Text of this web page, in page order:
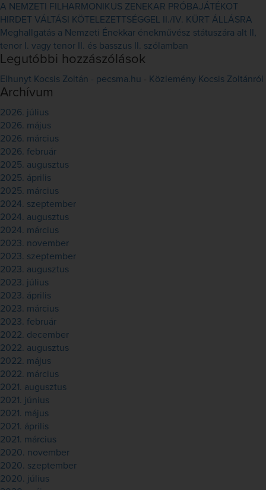
A NEMZETI FILHARMONIKUS ZENEKAR PRÓBAJÁTÉKOT
HIRDET VÁLTÁSI KÖTELEZETTSÉGGEL II./IV. KÜRT ÁLLÁSRA
Meghallgatás a Nemzeti Énekkar énekművész státuszára alt II,
tenor I. vagy tenor II. és basszus II. szólamban
Legutóbbi hozzászólások
Elhunyt Kocsis Zoltán - pecsma.hu - Közlemény Kocsis Zoltánról
Archívum
2026. július
2026. május
2026. március
2026. február
2025. augusztus
2025. április
2025. március
2024. szeptember
2024. augusztus
2024. március
2023. november
2023. szeptember
2023. augusztus
2023. július
2023. április
2023. március
2023. február
2022. december
2022. augusztus
2022. május
2022. március
2021. augusztus
2021. június
2021. május
2021. április
2021. március
2020. november
2020. szeptember
2020. július